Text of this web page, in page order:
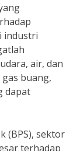
industri
air, dan
buang,
dapat
(BPS), sektor
terhadap